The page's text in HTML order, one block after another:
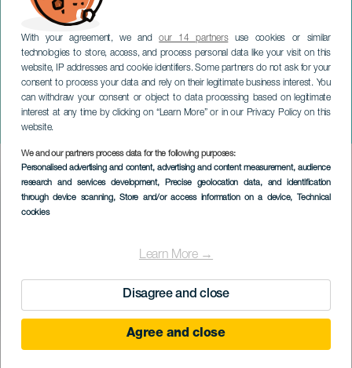
With your agreement, we andour 14 partnersuse cookies or similar
technologies to store, access, and process personal data like your visit on this
website, IP addresses and cookie identifiers. Some partners do not ask for your
consent to process your data and rely on their legitimate business interest. You
can withdraw your consent or object to data processing based on legitimate
interest at any time by clicking on “Learn More” or in our Privacy Policy on this
website.
We and our partners process data for the following purposes:
Personalised advertising and content, advertising and content measurement, audience
research and services development, Precise geolocation data, and identification
through device scanning, Store and/or access information on a device, Technical
cookies
Learn More →
Disagree and close
Agree and close
Színházi sorozat A szakadék
LANZAROTE
Imagen
Listado